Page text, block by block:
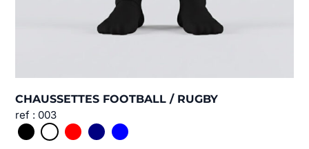
CHAUSSETTES FOOTBALL / RUGBY
ref : 003